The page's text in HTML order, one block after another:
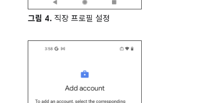
그림 4. 직장 프로필 설정